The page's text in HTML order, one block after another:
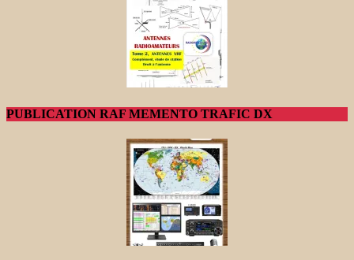
PUBLICATION RAF MEMENTO TRAFIC DX